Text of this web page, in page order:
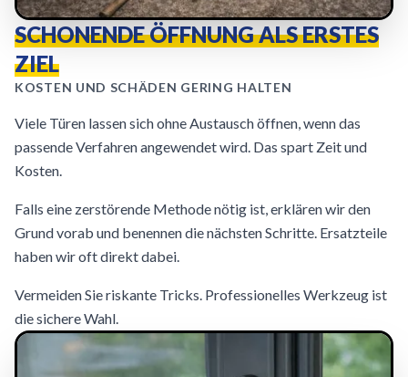
SCHONENDE ÖFFNUNG ALS ERSTES
ZIEL
KOSTEN UND SCHÄDEN GERING HALTEN
Viele Türen lassen sich ohne Austausch öffnen, wenn das
passende Verfahren angewendet wird. Das spart Zeit und
Kosten.
Falls eine zerstörende Methode nötig ist, erklären wir den
Grund vorab und benennen die nächsten Schritte. Ersatzteile
haben wir oft direkt dabei.
Vermeiden Sie riskante Tricks. Professionelles Werkzeug ist
die sichere Wahl.